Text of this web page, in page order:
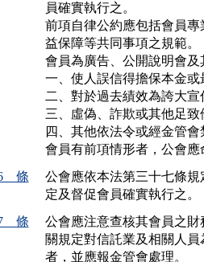
員確實執行之。
前項自律公約應包括會員
益保障等共同事項之規範。
會員為廣告、公開說明會
一、使人誤信得擔保本金或
二、對於過去績效為誇大
三、虛偽、詐欺或其他足
四、其他依法令或經金管
會員有前項情形者，公會
條
公會應依本法第三十七條
定及督促會員確實執行之。
條
公會應注意查核其會員之
關規定對信託業及相關人
者，並應報金管會處理。